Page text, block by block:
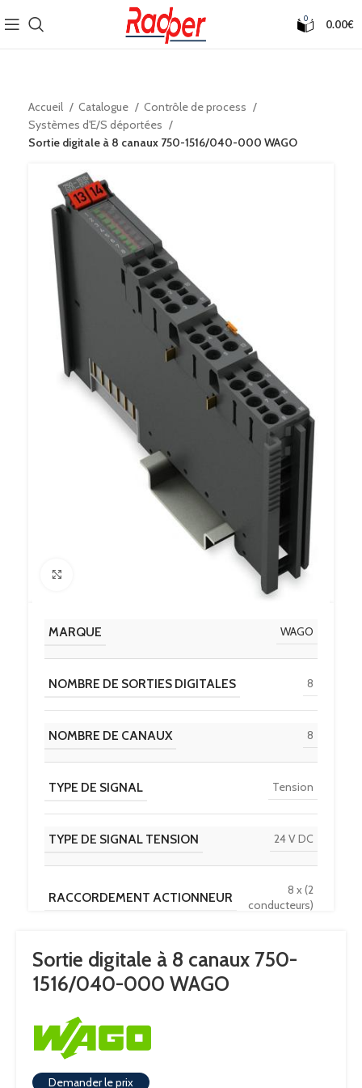
0 0.00€
Accueil Catalogue
Contrôle de process
Systèmes d'E/S déportées
Sortie digitale à 8 canaux 750-1516/040-000 WAGO
MARQUE WAGO
NOMBRE DE SORTIES DIGITALES 8
NOMBRE DE CANAUX 8
TYPE DE SIGNAL Tension
TYPE DE SIGNAL TENSION 24 V DC
RACCORDEMENT ACTIONNEUR
8 x (2
conducteurs)
CARACTÉRISTIQUE DE SORTIE
à commutation
négative (NPN)
COURANT DE SORTIE PAR CANAL
Sortie digitale à 8 canaux 750-
1516/040-000 WAGO
Demander le prix